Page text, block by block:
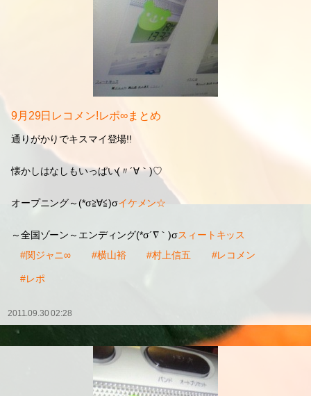
オープニング～(*σ≧∀≦)σ
～全国ゾーン～エンディング(*σ´∇｀)σ
#村上信五 #レコメン